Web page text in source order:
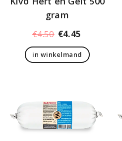
gram
€4.50 Oorspronkelijke
prijs
was:
€4.45
prijs
is:
in winkelmand